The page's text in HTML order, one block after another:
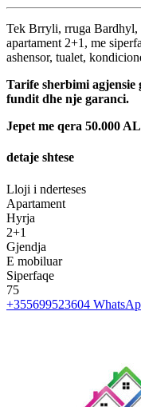
Tek Brryli, rruga Bardhyl,
apartament 2+1, me
ashensor, tualet,
Tarife sherbimi
fundit dhe nje garanci.
Jepet me qera 50.000
detaje shtese
Lloji i nderteses
Apartament
Hyrja
2+1
Gjendja
E mobiluar
Siperfaqe
75
+355699523604